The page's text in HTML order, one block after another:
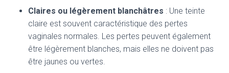
Claires ou légèrement blanchâtres : Une teinte
claire est souvent caractéristique des pertes
vaginales normales. Les pertes peuvent également
être légèrement blanches, mais elles ne doivent pas
être jaunes ou vertes.